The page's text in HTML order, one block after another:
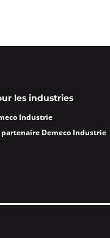
les industries
Industrie
Demeco Industrie